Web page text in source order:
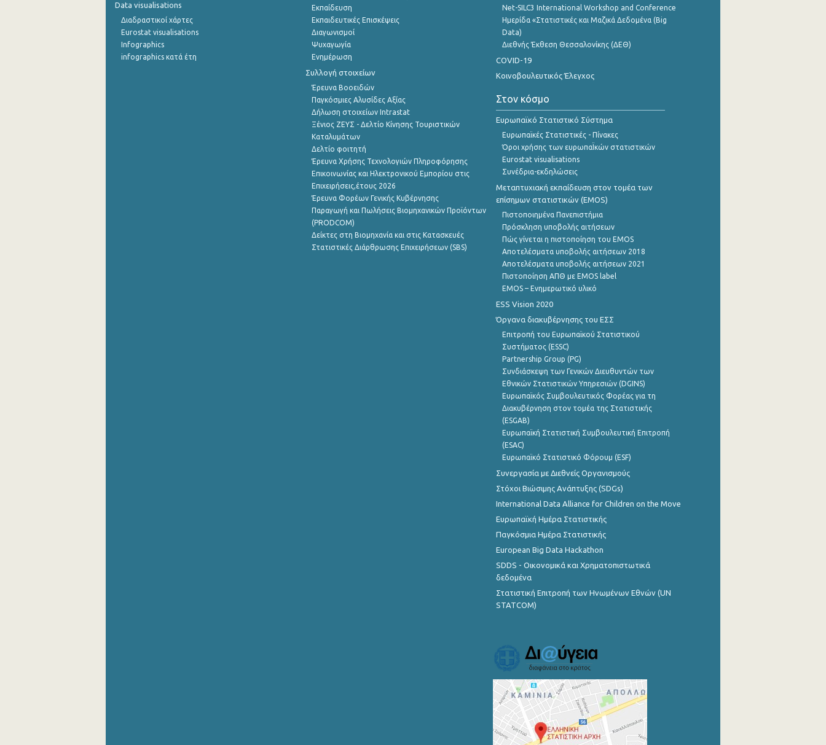
Data visualisations
Διαδραστικοί χάρτες
Eurostat visualisations
Infographics
infographics κατά έτη
Εκπαίδευση
Εκπαιδευτικές Επισκέψεις
Διαγωνισμοί
Ψυχαγωγία
Ενημέρωση
Συλλογή στοιχείων
Έρευνα Βοοειδών
Παγκόσμιες Αλυσίδες Αξίας
Δήλωση στοιχείων Intrastat
Ξένιος ΖΕΥΣ - Δελτίο Κίνησης Τουριστικών
Καταλυμάτων
Δελτίο φοιτητή
Έρευνα Χρήσης Τεχνολογιών Πληροφόρησης
Επικοινωνίας και Ηλεκτρονικού Εμπορίου στις
Επιχειρήσεις,έτους 2026
Έρευνα Φορέων Γενικής Κυβέρνησης
Παραγωγή και Πωλήσεις Βιομηχανικών Προϊόντων
(PRODCOM)
Δείκτες στη Βιομηχανία και στις Κατασκευές
Στατιστικές Διάρθρωσης Επιχειρήσεων (SBS)
Net-SILC3 International Workshop and Conference
Ημερίδα «Στατιστικές και Μαζικά Δεδομένα (Big
Data)
Διεθνής Έκθεση Θεσσαλονίκης (ΔΕΘ)
COVID-19
Κοινοβουλευτικός Έλεγχος
Στον κόσμο
Ευρωπαϊκό Στατιστικό Σύστημα
Ευρωπαϊκές Στατιστικές - Πίνακες
Όροι χρήσης των ευρωπαΪκών στατιστικών
Eurostat visualisations
Συνέδρια-εκδηλώσεις
Μεταπτυχιακή εκπαίδευση στον τομέα των
επίσημων στατιστικών (EMOS)
Πιστοποιημένα Πανεπιστήμια
Πρόσκληση υποβολής αιτήσεων
Πώς γίνεται η πιστοποίηση του EMOS
Αποτελέσματα υποβολής αιτήσεων 2018
Αποτελέσματα υποβολής αιτήσεων 2021
Πιστοποίηση ΑΠΘ με EMOS label
EMOS – Ενημερωτικό υλικό
ESS Vision 2020
Όργανα διακυβέρνησης του ΕΣΣ
Επιτροπή του Ευρωπαϊκού Στατιστικού
Συστήματος (ESSC)
Partnership Group (PG)
Συνδιάσκεψη των Γενικών Διευθυντών των
Εθνικών Στατιστικών Υπηρεσιών (DGINS)
Ευρωπαϊκός Συμβουλευτικός Φορέας για τη
Διακυβέρνηση στον τομέα της Στατιστικής
(ESGAB)
Ευρωπαϊκή Στατιστική Συμβουλευτική Επιτροπή
(ESAC)
Ευρωπαϊκό Στατιστικό Φόρουμ (ESF)
Συνεργασία με Διεθνείς Οργανισμούς
Στόχοι Βιώσιμης Ανάπτυξης (SDGs)
International Data Alliance for Children on the Move
Ευρωπαϊκή Ημέρα Στατιστικής
Παγκόσμια Ημέρα Στατιστικής
European Big Data Hackathon
SDDS - Οικονομικά και Χρηματοπιστωτικά
δεδομένα
Στατιστική Επιτροπή των Ηνωμένων Εθνών (UN
STATCOM)